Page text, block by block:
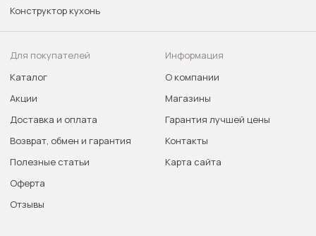
Конструктор кухонь
Для покупателей
Каталог
Акции
Доставка и оплата
Возврат, обмен и гарантия
Полезные статьи
Оферта
Отзывы
Информация
О компании
Магазины
Гарантия лучшей цены
Контакты
Карта сайта